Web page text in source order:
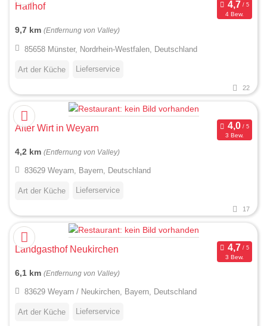
Haflhof
4 Bew.
9,7 km (Entfernung von Valley)
85658 Münster, Nordrhein-Westfalen, Deutschland
Art der Küche Lieferservice
22
Alter Wirt in Weyarn
3 Bew.
4,2 km (Entfernung von Valley)
83629 Weyarn, Bayern, Deutschland
Art der Küche Lieferservice
17
Landgasthof Neukirchen
3 Bew.
6,1 km (Entfernung von Valley)
83629 Weyarn / Neukirchen, Bayern, Deutschland
Art der Küche Lieferservice